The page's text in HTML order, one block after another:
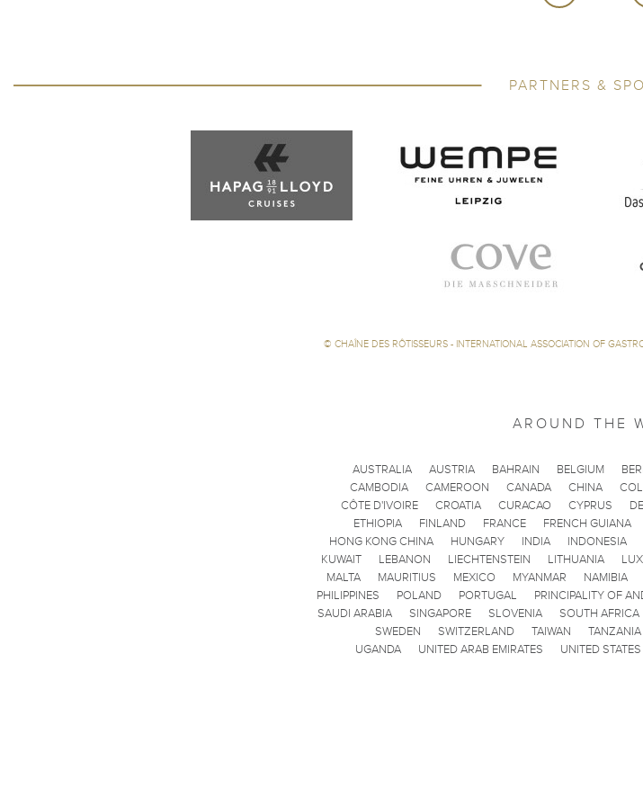
PARTNERS &
© CHAÎNE DES RÔTISSEURS - INTERNATIONAL ASSOCIATION OF
AROUND THE
AUSTRALIA AUSTRIA BAHRAIN BELGIUM
CAMBODIA
CAMEROON CANADA CHINA
CÔTE D'IVOIRE
CROATIA CURACAO CYPRUS
ETHIOPIA
FINLAND FRANCE FRENCH GUIANA
HONG KONG CHINA
HUNGARY INDIA INDONESIA
KUWAIT
LEBANON LIECHTENSTEIN LITHUANIA
MALTA
MAURITIUS MEXICO MYANMAR NAMIBIA
PHILIPPINES
POLAND PORTUGAL PRINCIPALITY OF
SAUDI ARABIA
SINGAPORE SLOVENIA SOUTH AFRICA
SWEDEN
SWITZERLAND TAIWAN TANZANIA
UGANDA
UNITED ARAB EMIRATES UNITED